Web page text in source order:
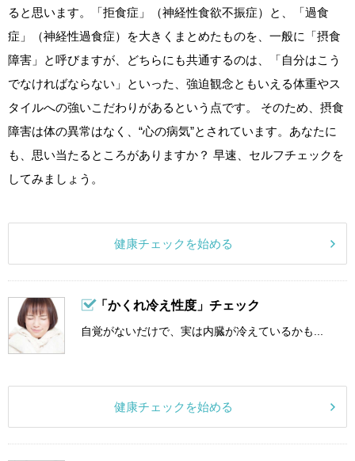
ると思います。「拒食症」（神経性食欲不振症）と、「過食
症」（神経性過食症）を大きくまとめたものを、一般に「摂食
障害」と呼びますが、どちらにも共通するのは、「自分はこう
でなければならない」といった、強迫観念ともいえる体重やス
タイルへの強いこだわりがあるという点です。 そのため、摂食
障害は体の異常はなく、“心の病気”とされています。あなたに
も、思い当たるところがありますか？ 早速、セルフチェックを
してみましょう。
健康チェックを始める
「かくれ冷え性度」チェック
自覚がないだけで、実は内臓が冷えているかも...
健康チェックを始める